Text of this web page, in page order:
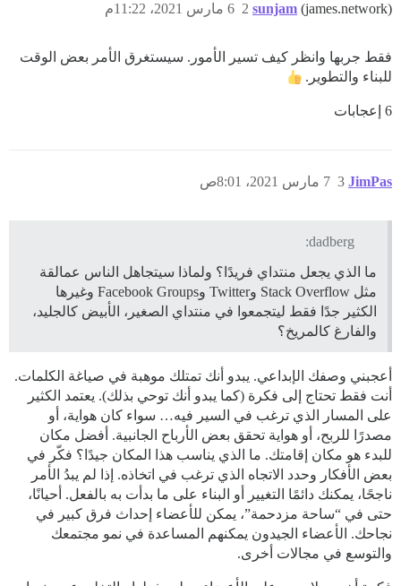
sunjam (james.network) 6 مارس 2021، 11:22م 2
فقط جربها وانظر كيف تسير الأمور. سيستغرق الأمر بعض الوقت
للبناء والتطوير.
6 إعجابات
JimPas 7 مارس 2021، 8:01ص 3
dadberg:
ما الذي يجعل منتداي فريدًا؟ ولماذا سيتجاهل الناس عمالقة
مثل Stack Overflow وTwitter وFacebook Groups وغيرها
الكثير جدًا فقط ليتجمعوا في منتداي الصغير، الأبيض كالجليد،
والفارغ كالمريخ؟
أعجبني وصفك الإبداعي. يبدو أنك تمتلك موهبة في صياغة الكلمات.
أنت فقط تحتاج إلى فكرة (كما يبدو أنك توحي بذلك). يعتمد الكثير
على المسار الذي ترغب في السير فيه… سواء كان هواية، أو
مصدرًا للربح، أو هواية تحقق بعض الأرباح الجانبية. أفضل مكان
للبدء هو مكان إقامتك. ما الذي يناسب هذا المكان جيدًا؟ فكّر في
بعض الأفكار وحدد الاتجاه الذي ترغب في اتخاذه. إذا لم يبدُ الأمر
ناجحًا، يمكنك دائمًا التغيير أو البناء على ما بدأت به بالفعل. أحيانًا،
حتى في “ساحة مزدحمة”، يمكن للأعضاء إحداث فرق كبير في
نجاحك. الأعضاء الجيدون يمكنهم المساعدة في نمو مجتمعك
والتوسع في مجالات أخرى.